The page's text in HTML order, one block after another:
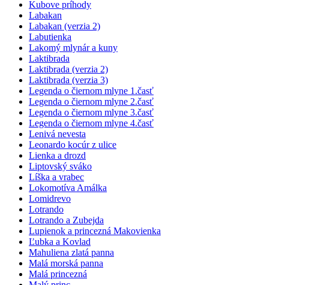
Kubove príhody
Labakan
Labakan (verzia 2)
Labutienka
Lakomý mlynár a kuny
Laktibrada
Laktibrada (verzia 2)
Laktibrada (verzia 3)
Legenda o čiernom mlyne 1.časť
Legenda o čiernom mlyne 2.časť
Legenda o čiernom mlyne 3.časť
Legenda o čiernom mlyne 4.časť
Lenivá nevesta
Leonardo kocúr z ulice
Lienka a drozd
Liptovský sváko
Líška a vrabec
Lokomotíva Amálka
Lomidrevo
Lotrando
Lotrando a Zubejda
Lupienok a princezná Makovienka
Ľubka a Kovlad
Mahuliena zlatá panna
Malá morská panna
Malá princezná